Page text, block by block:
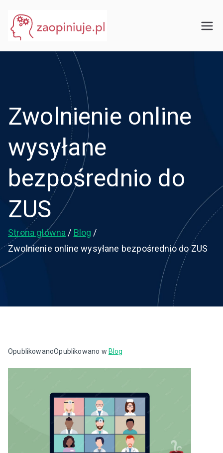
treści
Zwolnienie online
wysyłane
bezpośrednio do
ZUS
Strona główna
Blog
Zwolnienie online wysyłane bezpośrednio do ZUS
OpublikowanoOpublikowano w Blog